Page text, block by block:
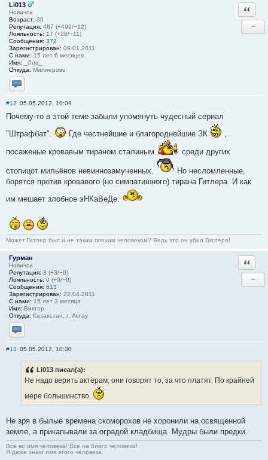
Li013
Новичок
Возраст: 36
Репутация: 487 (+499/−12)
Лояльность: 17 (+28/−11)
Сообщения: 372
Зарегистрирован: 09.01.2011
С нами: 15 лет 6 месяцев
Имя: _Лев_
Откуда: Миллерово
Отправить личное сообщение
−
#12 05.05.2012, 10:09
Почему-то в этой теме забыли упомянуть чудесный сериал
"Штрафбат".
Где честнейшие и благороднейшие ЗК
посаженые кровавым тираном сталиным
среди других
стопицот мильёнов невиннозамученных.
Но несломленные,
борятся против кровавого (но симпатишного) тирана Гитлера. И как
им мешает злобное эНКаВеДе.
Может Гитлер был и не таким плохим человеком? Ведь это он убил Гитлера!
Гурман
Новичок
Репутация: 3 (+3/−0)
Лояльность: 0 (+0/−0)
Сообщения: 613
Зарегистрирован: 22.04.2011
С нами: 15 лет 3 месяца
Имя: Виктор
Откуда: Казахстан, г. Актау
Отправить личное сообщение
−
#13 05.05.2012, 10:30
Li013 писал(а):
Не надо верить актёрам, они говорят то, за что платят. По крайней
мере большинство.
Не зря в былые времена скоморохов не хоронили на освященной
земле, а прикапывали за оградой кладбища. Мудры были предки.
Все во имя человека! Все на благо человека!
Я даже знаю имя этого человека.